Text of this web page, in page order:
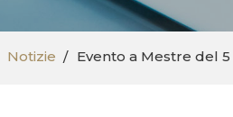
Notizie Evento a Mestre del